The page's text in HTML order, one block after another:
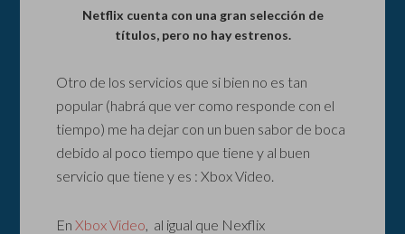
Netflix cuenta con una gran selección de
títulos, pero no hay estrenos.
Otro de los servicios que si bien no es tan
popular (habrá que ver como responde con el
tiempo) me ha dejar con un buen sabor de boca
debido al poco tiempo que tiene y al buen
servicio que tiene y es : Xbox Video.
EnXbox Video, al igual que Nexflix